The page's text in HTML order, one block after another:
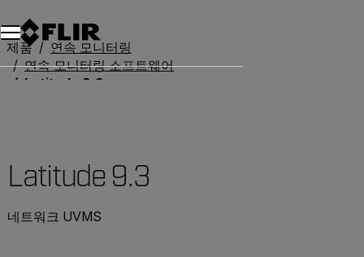
제품
연속 모니터링
연속 모니터링 소프트웨어
Latitude 9.3
Latitude 9.3
네트워크 UVMS